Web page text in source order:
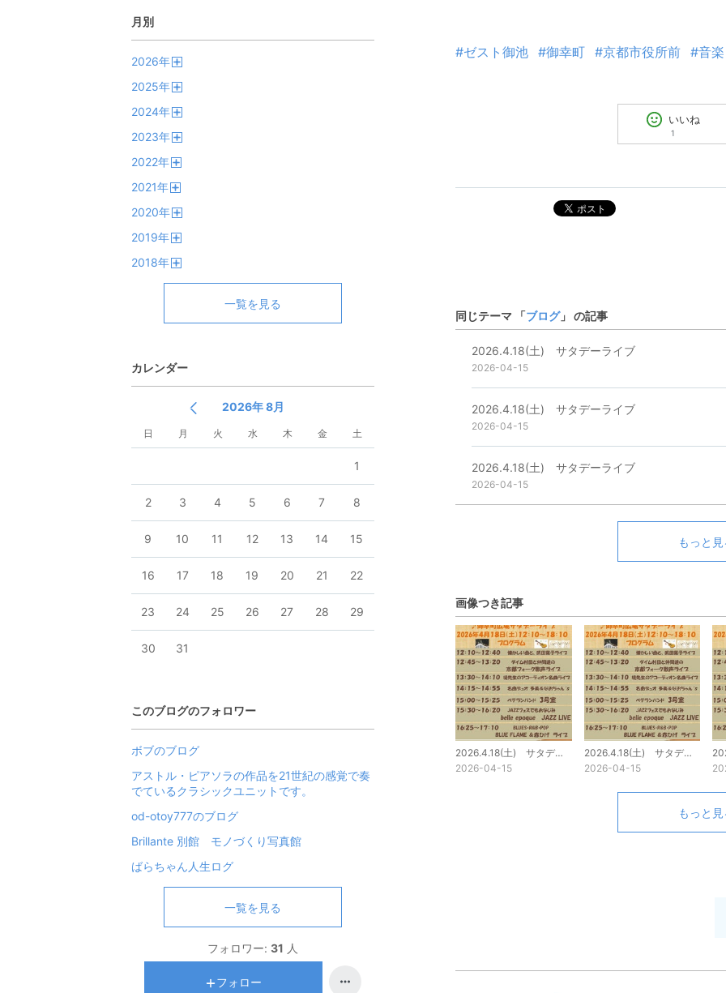
#ゼスト御池 #御幸町 #京都市役所前 #音楽
いいね
1
ポスト
同じテーマ 「ブログ」 の記事
2026.4.18(土) サタデーライブ
2026-04-15
2026.4.18(土) サタデーライブ
2026-04-15
2026.4.18(土) サタデーライブ
2026-04-15
もっと
画像つき記事
2026.4.18(土) サタデーライブ
2026-04-15
2026.4.18(土) サタデーライブ
2026-04-15
もっと
月別
2026年
2025年
2024年
2023年
2022年
2021年
2020年
2019年
2018年
一覧を見る
カレンダー
2026年 8月
日 月 火 水 木 金 土
1
2 3 4 5 6 7 8
9 10 11 12 13 14 15
16 17 18 19 20 21 22
23 24 25 26 27 28 29
30 31
このブログのフォロワー
ボブのブログ
アストル・ピアソラの作品を21世紀の感覚で奏
でているクラシックユニットです。
od-otoy777のブログ
Brillante 別館 モノづくり写真館
ばらちゃん人生ログ
一覧を見る
フォロワー: 31 人
フォロー